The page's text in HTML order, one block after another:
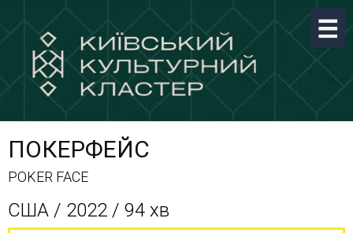
ПОКЕРФЕЙС
POKER FACE
США / 2022 / 94 хв